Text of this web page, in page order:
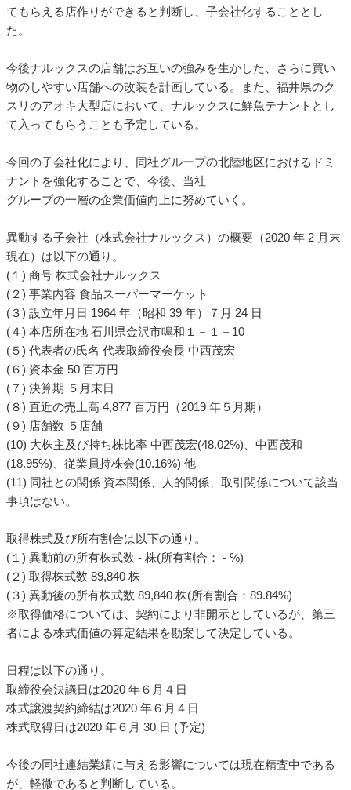
てもらえる店作りができると判断し、子会社化することとし
た。
今後ナルックスの店舗はお互いの強みを生かした、さらに買い
物のしやすい店舗への改装を計画している。また、福井県のク
スリのアオキ大型店において、ナルックスに鮮魚テナントとし
て入ってもらうことも予定している。
今回の子会社化により、同社グループの北陸地区におけるドミ
ナントを強化することで、今後、当社
グループの一層の企業価値向上に努めていく。
異動する子会社（株式会社ナルックス）の概要（2020 年 2 月末
現在）は以下の通り。
(１) 商号 株式会社ナルックス
(２) 事業内容 食品スーパーマーケット
(３) 設立年月日 1964 年（昭和 39 年）７月 24 日
(４) 本店所在地 石川県金沢市鳴和１－１－10
(５) 代表者の氏名 代表取締役会長 中西茂宏
(６) 資本金 50 百万円
(７) 決算期 ５月末日
(８) 直近の売上高 4,877 百万円（2019 年５月期）
(９) 店舗数 ５店舗
(10) 大株主及び持ち株比率 中西茂宏(48.02%)、中西茂和
(18.95%)、従業員持株会(10.16%) 他
(11) 同社との関係 資本関係、人的関係、取引関係について該当
事項はない。
取得株式及び所有割合は以下の通り。
(１) 異動前の所有株式数 - 株(所有割合： - %)
(２) 取得株式数 89,840 株
(３) 異動後の所有株式数 89,840 株(所有割合：89.84%)
※取得価格については、契約により非開示としているが、第三
者による株式価値の算定結果を勘案して決定している。
日程は以下の通り。
取締役会決議日は2020 年６月４日
株式譲渡契約締結は2020 年６月４日
株式取得日は2020 年６月 30 日 (予定)
今後の同社連結業績に与える影響については現在精査中である
が、軽微であると判断している。